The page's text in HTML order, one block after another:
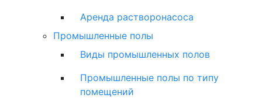
Аренда растворонасоса
Промышленные полы
Виды промышленных полов
Промышленные полы по типу
помещений